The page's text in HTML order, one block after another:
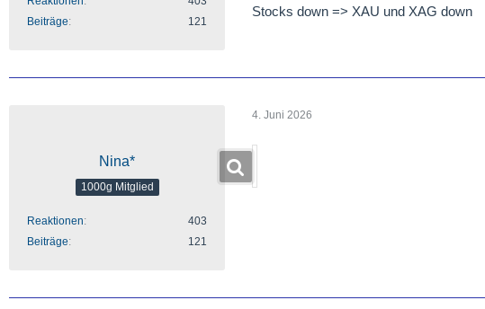
Beiträge
121
Stocks down => XAU und XAG down
Nina*
1000g Mitglied
Reaktionen
403
Beiträge
121
4. Juni 2026